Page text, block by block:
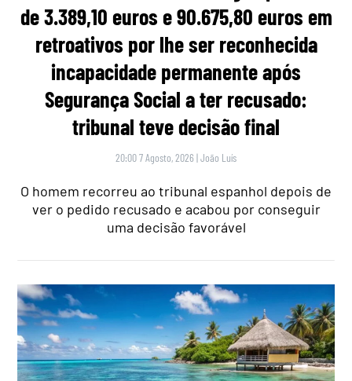
de 3.389,10 euros e 90.675,80 euros em
retroativos por lhe ser reconhecida
incapacidade permanente após
Segurança Social a ter recusado:
tribunal teve decisão final
20:00 7 Agosto, 2026 |João Luís
O homem recorreu ao tribunal espanhol depois de
ver o pedido recusado e acabou por conseguir
uma decisão favorável